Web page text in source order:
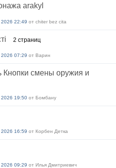
arakyl
22:49 от chiter bez cita
2 страниц
07:29 от Варин
Кнопки смены оружия и
2026 19:50 от Бомбану
16:59 от Корбен Детка
09:29 от Илья Дмитриевич